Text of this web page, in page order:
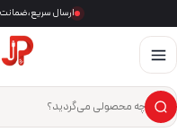
ارسال سریع، ضمانت اصالت و ۷ روز
جست‌وجوی محصول
×